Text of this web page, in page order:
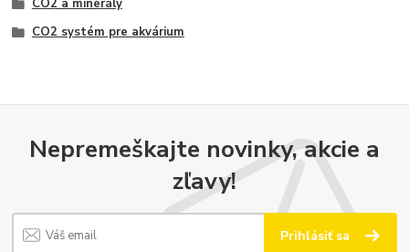
CO2 a minerály
CO2 systém pre akvárium
Nepremeškajte novinky, akcie a
zľavy!
Prihlásiť sa